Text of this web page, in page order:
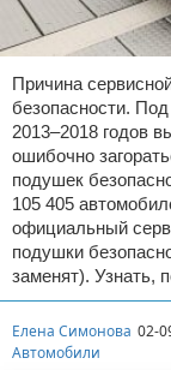
Причина
безопасности.
2013–2018 годов
ошибочно
подушек
105 405
официальный
подушки
заменят). Узнать,
Елена Симонова 02-
Автомобили